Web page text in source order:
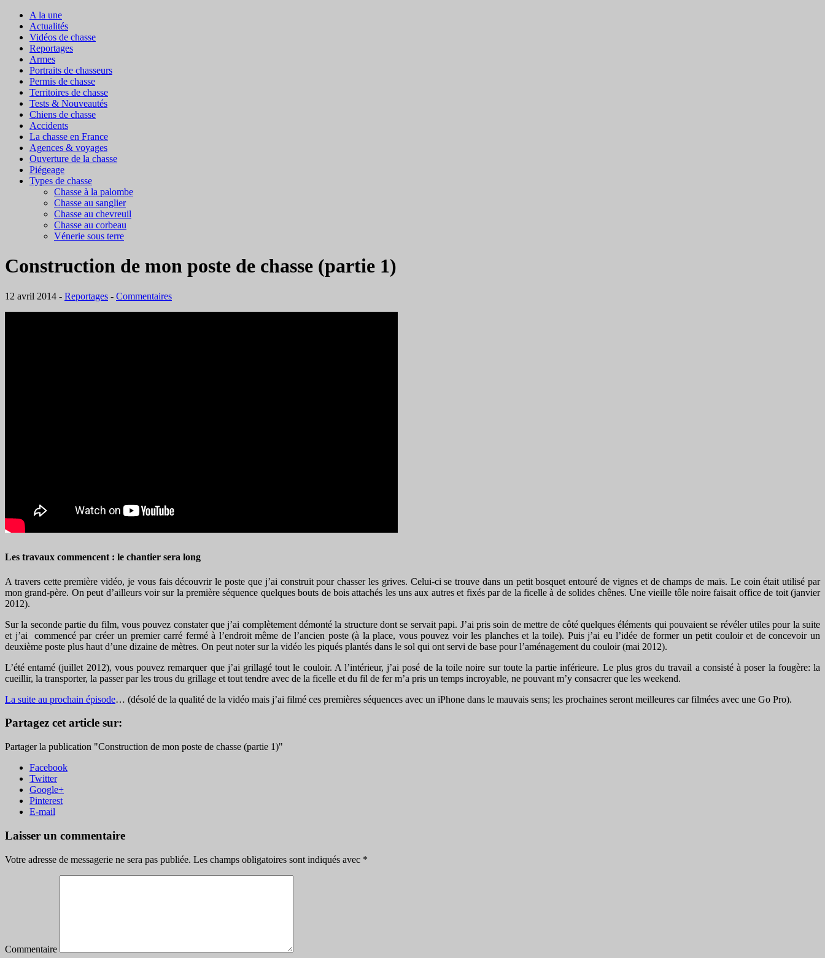
A la une
Actualités
Vidéos de chasse
Reportages
Armes
Portraits de chasseurs
Permis de chasse
Territoires de chasse
Tests & Nouveautés
Chiens de chasse
Accidents
La chasse en France
Agences & voyages
Ouverture de la chasse
Piégeage
Types de chasse
Chasse à la palombe
Chasse au sanglier
Chasse au chevreuil
Chasse au corbeau
Vénerie sous terre
Construction de mon poste de chasse (partie 1)
12 avril 2014 - Reportages - Commentaires
Les travaux commencent : le chantier sera long
A travers cette première vidéo, je vous fais découvrir le poste que j’ai construit pour chasser les grives. Celui-ci se trouve dans un petit bosquet entouré de vignes et de champs de maïs. Le coin était utilisé par
mon grand-père. On peut d’ailleurs voir sur la première séquence quelques bouts de bois attachés les uns aux autres et fixés par de la ficelle à de solides chênes. Une vieille tôle noire faisait office de toit (janvier
2012).
Sur la seconde partie du film, vous pouvez constater que j’ai complètement démonté la structure dont se servait papi. J’ai pris soin de mettre de côté quelques éléments qui pouvaient se révéler utiles pour la suite
et j’ai commencé par créer un premier carré fermé à l’endroit même de l’ancien poste (à la place, vous pouvez voir les planches et la toile). Puis j’ai eu l’idée de former un petit couloir et de concevoir un
deuxième poste plus haut d’une dizaine de mètres. On peut noter sur la vidéo les piqués plantés dans le sol qui ont servi de base pour l’aménagement du couloir (mai 2012).
L’été entamé (juillet 2012), vous pouvez remarquer que j’ai grillagé tout le couloir. A l’intérieur, j’ai posé de la toile noire sur toute la partie inférieure. Le plus gros du travail a consisté à poser la fougère: la
cueillir, la transporter, la passer par les trous du grillage et tout tendre avec de la ficelle et du fil de fer m’a pris un temps incroyable, ne pouvant m’y consacrer que les weekend.
La suite au prochain épisode… (désolé de la qualité de la vidéo mais j’ai filmé ces premières séquences avec un iPhone dans le mauvais sens; les prochaines seront meilleures car filmées avec une Go Pro).
Partagez cet article sur:
Partager la publication "Construction de mon poste de chasse (partie 1)"
Facebook
Twitter
Google+
Pinterest
E-mail
Laisser un commentaire
Votre adresse de messagerie ne sera pas publiée. Les champs obligatoires sont indiqués avec *
Commentaire